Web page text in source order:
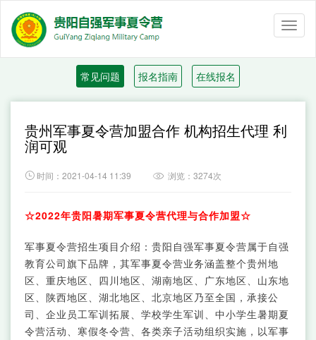
常见问题 报名指南 在线报名
贵州军事夏令营加盟合作 机构招生代理 利
润可观
 时间：2021-04-14 11:39  浏览：3274次
☆2022年贵阳暑期军事夏令营代理与合作加盟☆
军事夏令营招生项目介绍：贵阳自强军事夏令营属于自强
教育公司旗下品牌，其军事夏令营业务涵盖整个贵州地
区、重庆地区、四川地区、湖南地区、广东地区、山东地
区、陕西地区、湖北地区、北京地区乃至全国，承接公
司、企业员工军训拓展、学校学生军训、中小学生暑期夏
令营活动、寒假冬令营、各类亲子活动组织实施，以军事